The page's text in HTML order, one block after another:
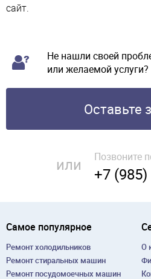
сайт.
Не нашли своей
или желаемой услуги?
Оставьте
или Позвоните
+7
Самое популярное
Ремонт холодильников
Ремонт cтиральных машин
Ремонт посудомоечных машин
О